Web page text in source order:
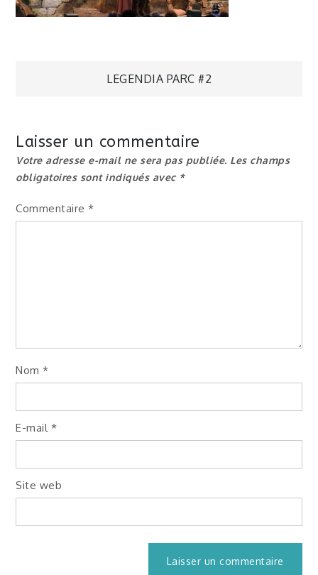
Navigation
l’article
LEGENDIA PARC #2
Laisser un commentaire
Votre adresse e-mail ne sera pas publiée. Les champs
obligatoires sont indiqués avec *
Commentaire*
Nom*
E-mail *
Site web